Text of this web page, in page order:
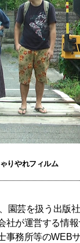
りやれフィルム
園芸を扱う出版
社が運営する情
事務所等のWEB